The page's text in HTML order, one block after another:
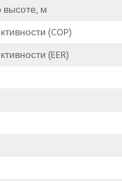
м
(COP)
(EER)